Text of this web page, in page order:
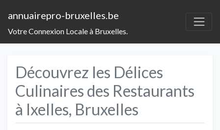
annuairepro-bruxelles.be
Votre Connexion Locale à Bruxelles.
Découvrez les Délices
Culinaires des Restaurants
à Ixelles, Bruxelles